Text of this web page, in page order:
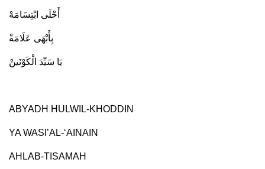
أَحْلَى ابْتِسَامَهْ
بِأَبْهَى عَلَامَةْ
يَا سَيِّدَ الْكَوْنَينْ
ABYADH HULWIL-KHODDIN
YA WASI’AL-‘AINAIN
AHLAB-TISAMAH